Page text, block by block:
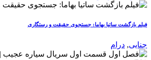
فیلم بازگشت ساتیا بهاما: جستجوی حقیقت و رستگاری
جنایی, درام